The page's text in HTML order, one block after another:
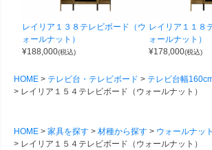
レイリア１３８テレビボード（ウ
ォールナット）
¥188,000(税込)
レイリア１１８
ォールナット）
¥178,000(税込)
HOME テレビ台・テレビボード
テレビ台幅
レイリア１５４テレビボード（ウォールナット）
HOME 家具を探す 材種から探す
ウォールナッ
レイリア１５４テレビボード（ウォールナット）